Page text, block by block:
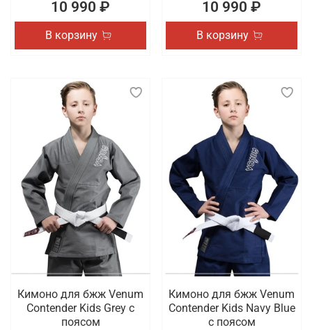
10 990 ₽
В корзину
10 990 ₽
В корзину
Кимоно для бжж Venum
Contender Kids Grey с
поясом
Кимоно для бжж Venum
Contender Kids Navy Blue
с поясом